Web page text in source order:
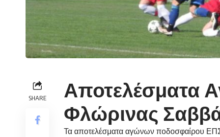
SHARE
Αποτελέσματα
Φλώρινας
Τα αποτελέσματα αγώνων ποδοσφαίρου